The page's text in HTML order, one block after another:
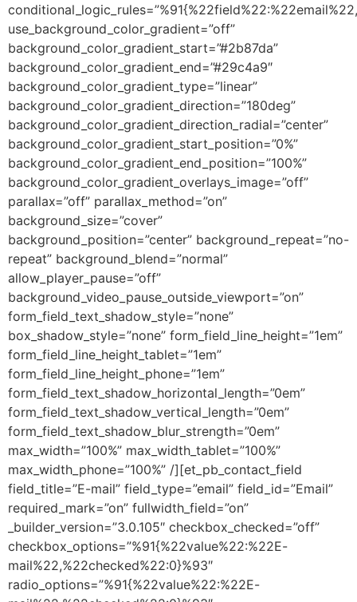
use_background_color_gradient=”off”
background_color_gradient_start=”#2b87da”
background_color_gradient_end=”#29c4a9″
background_color_gradient_type=”linear”
background_color_gradient_direction=”180deg”
background_color_gradient_direction_radial=”center”
background_color_gradient_start_position=”0%”
background_color_gradient_end_position=”100%”
background_color_gradient_overlays_image=”off”
parallax=”off” parallax_method=”on”
background_size=”cover”
background_position=”center” background_repeat=”no-
repeat” background_blend=”normal”
allow_player_pause=”off”
background_video_pause_outside_viewport=”on”
form_field_text_shadow_style=”none”
box_shadow_style=”none” form_field_line_height=”1em”
form_field_line_height_tablet=”1em”
form_field_line_height_phone=”1em”
form_field_text_shadow_horizontal_length=”0em”
form_field_text_shadow_vertical_length=”0em”
form_field_text_shadow_blur_strength=”0em”
max_width=”100%” max_width_tablet=”100%”
max_width_phone=”100%” /][et_pb_contact_field
field_title=”E-mail” field_type=”email” field_id=”Email”
required_mark=”on” fullwidth_field=”on”
_builder_version=”3.0.105″ checkbox_checked=”off”
checkbox_options=”%91{%22value%22:%22E-
mail%22,%22checked%22:0}%93″
radio_options=”%91{%22value%22:%22E-